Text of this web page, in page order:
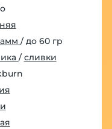
/ до 60 гр
/ сливки